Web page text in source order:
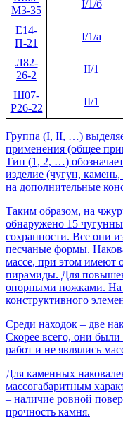
М3-35
I/1/б
Е14-
П-21
I/1/а
Л82-
26-2
II/1
Ш07-
Р26-22
II/1
Группа (I, II, …)
применения (общее
Тип (1, 2, …)
изделие (чугун,
на дополнительные
Таким образом, на
обнаружено 15
сохранности. Все они
песчаные формы.
массе, при этом имеют
пирамиды. Для
опорными ножками. На
конструктивного
Среди находок – две
Скорее всего, они
работ и не являлись
Для каменных
массогабаритным
– наличие ровной
прочность камня.